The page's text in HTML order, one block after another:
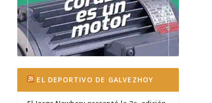
EL DEPORTIVO DE GALVEZHOY